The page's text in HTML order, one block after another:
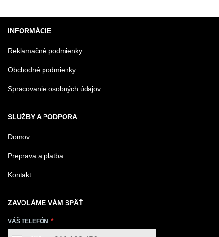
INFORMÁCIE
Reklamačné podmienky
Obchodné podmienky
Spracovanie osobných údajov
SLUŽBY A PODPORA
Domov
Preprava a platba
Kontakt
ZAVOLÁME VÁM SPÄŤ
VÁŠ TELEFÓN